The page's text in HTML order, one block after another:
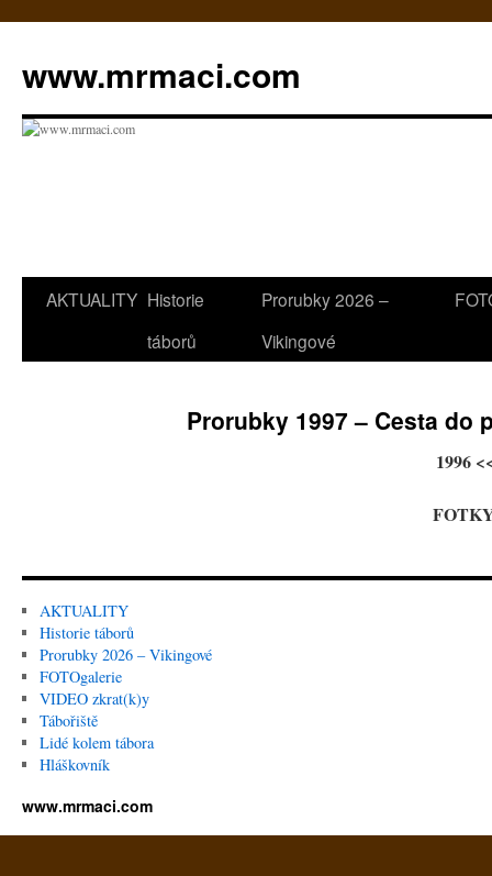
www.mrmaci.com
Přejít
AKTUALITY Historie
táborů
Prorubky 2026 –
Vikingové
Prorubky 1997 – Cesta do
1996
AKTUALITY
Historie táborů
Prorubky 2026 – Vikingové
FOTOgalerie
VIDEO zkrat(k)y
Tábořiště
Lidé kolem tábora
Hláškovník
www.mrmaci.com